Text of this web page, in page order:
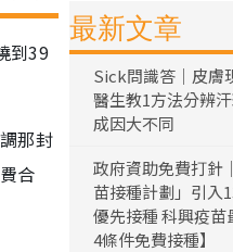
到39
那封
合
最新文章
Sick問識答｜皮膚
醫生教1方法分辨
成因大不同
政府資助免費打針
苗接種計劃」引入
優先接種 科興疫
4條件免費接種】